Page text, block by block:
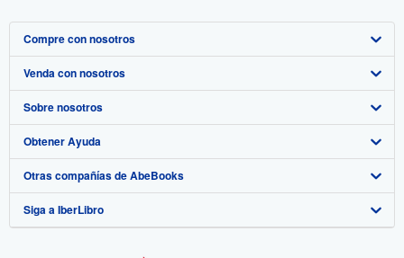
Compre con nosotros
Búsqueda avanzada
Colecciones
Mi cuenta
Mis pedidos
Ver carrito
Venda con nosotros
Comenzar a vender
Únase a nuestro programa de afiliados
Recomiende un vendedor
Sobre nosotros
Sobre IberLibro
Medios
Empleo
Obtener Ayuda
Preguntas frecuentes y guías
Atención al Cliente
Otras compañías de AbeBooks
AbeBooks.com
Siga a IberLibro